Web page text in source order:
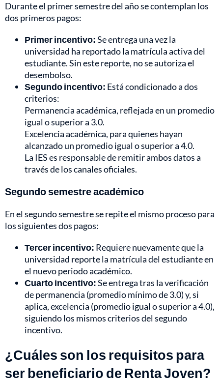
Durante el primer semestre del año se contemplan los
dos primeros pagos:
Primer incentivo:Se entrega una vez la
universidad ha reportado la matrícula activa del
estudiante. Sin este reporte, no se autoriza el
desembolso.
Segundo incentivo: Está condicionado a dos
criterios:
Permanencia académica, reflejada en un promedio
igual o superior a 3.0.
Excelencia académica, para quienes hayan
alcanzado un promedio igual o superior a 4.0.
La IES es responsable de remitir ambos datos a
través de los canales oficiales.
Segundo semestre académico
En el segundo semestre se repite el mismo proceso para
los siguientes dos pagos:
Tercer incentivo: Requiere nuevamente que la
universidad reporte la matrícula del estudiante en
el nuevo periodo académico.
Cuarto incentivo:Se entrega tras la verificación
de permanencia (promedio mínimo de 3.0) y, si
aplica, excelencia (promedio igual o superior a 4.0),
siguiendo los mismos criterios del segundo
incentivo.
¿Cuáles son los requisitos para
ser beneficiario de Renta Joven?